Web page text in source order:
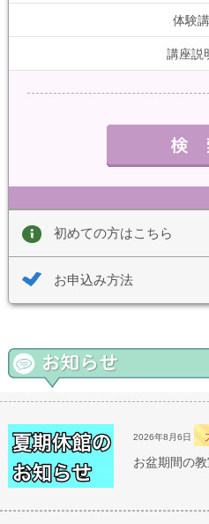
体験
講座説
初めての方はこちら
お申込み方法
2026年8月6日
お盆期間の